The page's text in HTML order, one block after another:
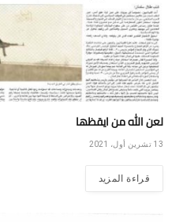
لعن الله من ايقظها
13 تشرين أول، 2021
قراءة المزيد